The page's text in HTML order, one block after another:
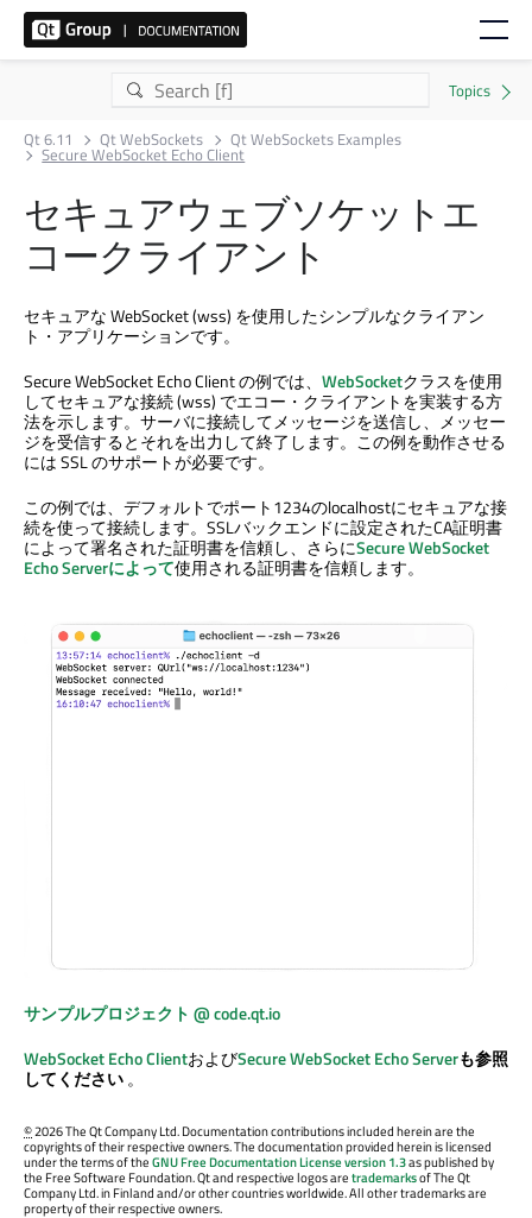
Qt 6.11 Qt WebSockets Qt WebSockets Examples
Secure WebSocket Echo Client
セキュアウェブソケットエ
コークライアント
セキュアな WebSocket (wss) を使用したシンプルなクライアン
ト・アプリケーションです。
Secure WebSocket Echo Client の例では、 WebSocketクラスを使用
してセキュアな接続 (wss) でエコー・クライアントを実装する方
法を示します。サーバに接続してメッセージを送信し、メッセー
ジを受信するとそれを出力して終了します。この例を動作させる
には SSL のサポートが必要です。
この例では、デフォルトでポート1234のlocalhostにセキュアな接
続を使って接続します。SSLバックエンドに設定されたCA証明書
によって署名された証明書を信頼し、さらにSecure WebSocket
Echo Serverによって使用される証明書を信頼します。
サンプルプロジェクト @ code.qt.io
WebSocket Echo ClientおよびSecure WebSocket Echo Serverも参照
してください。
©2026 The Qt Company Ltd. Documentation contributions included herein are the
copyrights of their respective owners. The documentation provided herein is licensed
under the terms of theGNU Free Documentation License version 1.3as published by
the Free Software Foundation. Qt and respective logos aretrademarksof The Qt
Company Ltd. in Finland and/or other countries worldwide. All other trademarks are
property of their respective owners.